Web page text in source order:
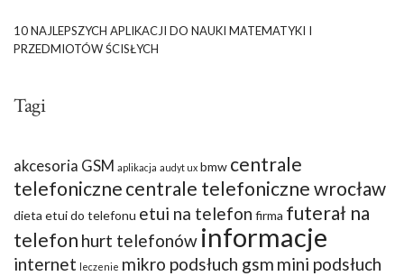
10 NAJLEPSZYCH APLIKACJI DO NAUKI MATEMATYKI I
PRZEDMIOTÓW ŚCISŁYCH
Tagi
akcesoria GSM aplikacja audyt ux bmw centrale
telefoniczne centrale telefoniczne wrocław
dieta etui do telefonu etui na telefon firma futerał na
telefon hurt telefonów informacje
internet leczenie mikro podsłuch gsm mini podsłuch